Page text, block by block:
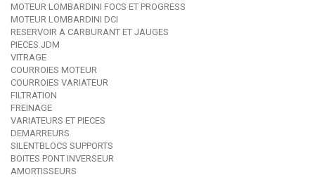
MOTEUR LOMBARDINI FOCS ET PROGRESS
MOTEUR LOMBARDINI DCI
RESERVOIR A CARBURANT ET JAUGES
PIECES JDM
VITRAGE
COURROIES MOTEUR
COURROIES VARIATEUR
FILTRATION
FREINAGE
VARIATEURS ET PIECES
DEMARREURS
SILENTBLOCS SUPPORTS
BOITES PONT INVERSEUR
AMORTISSEURS